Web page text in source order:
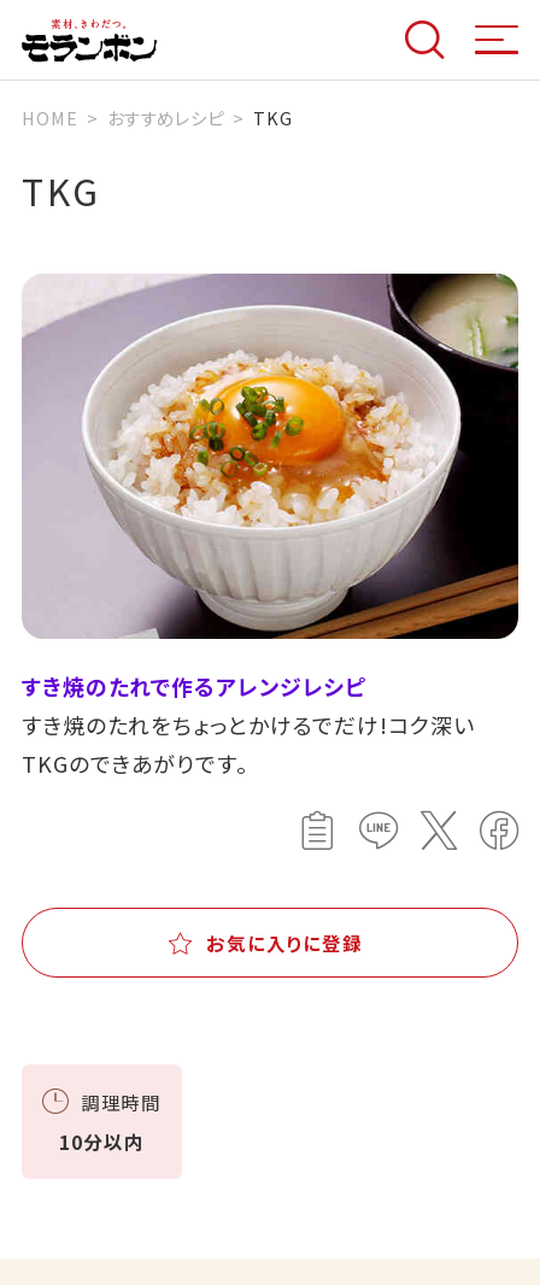
HOME おすすめレシピ TKG
TKG
すき焼のたれで作るアレンジレシピ
すき焼のたれをちょっとかけるでだけ!コク深い
TKGのできあがりです。
お気に入りに登録
調理時間
10分以内